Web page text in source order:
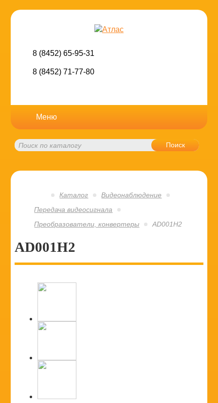
8 (8452) 65-95-31
8 (8452) 71-77-80
Меню
Поиск
Каталог
Видеонаблюдение
Передача видеосигнала
Преобразователи, конвертеры
AD001H2
AD001H2